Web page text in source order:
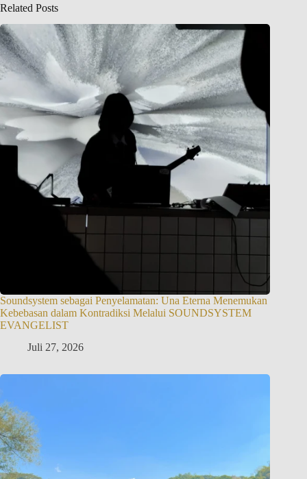
Related Posts
Soundsystem sebagai Penyelamatan: Una Eterna Menemukan
Kebebasan dalam Kontradiksi Melalui SOUNDSYSTEM
EVANGELIST
Juli 27, 2026